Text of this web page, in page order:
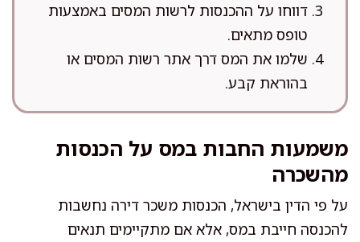
דווחו על ההכנסות לרשות המסים באמצעות
טופס מתאים.
שלמו את המס דרך אתר רשות המסים או
בהוראת קבע.
משמעות החבות במס על הכנסות
מהשכרה
על פי הדין בישראל, הכנסות משכר דירה נחשבות
להכנסה חייבת במס, אלא אם מתקיימים תנאים